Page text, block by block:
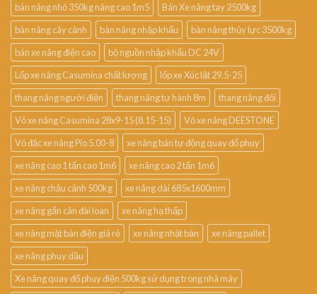
bàn nâng nhỏ 350kg nâng cao 1m5
Bán Xe nâng tay 2500kg
bàn nâng cây cảnh
bàn nâng nhập khẩu
bàn nâng thủy lực 3500kg
bán xe nâng điện cao
bộ nguồn nhập khẩu DC 24V
Lốp xe nâng Casumina chất lượng
lốp xe Xúc lật 29.5-25
thang nâng người điện
thang nâng tự hành 8m
thang nâng đôi
Vỏ xe nâng Casumina 28x9-15 (8.15-15)
Vỏ xe nâng DEESTONE
Vỏ đặc xe nâng Pio 5.00-8
xe nâng bán tự động quay đổ phuy
xe nâng cao 1 tấn cao 1m6
xe nâng cao 2 tấn 1m6
xe nâng chậu cảnh 500kg
xe nâng dài 685x1600mm
xe nâng gắn cân đài loan
xe nâng hạ thấp
xe nâng mặt bàn điện giá rẻ
xe nâng nhật bản
xe nâng pallet
xe nâng phuy dầu
Xe nâng quay đổ phuy điện 500kg sử dụng trong nhà máy